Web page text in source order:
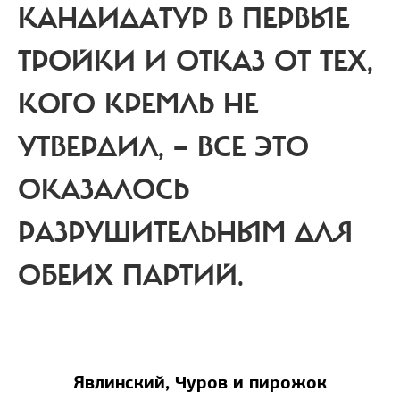
КАНДИДАТУР В ПЕРВЫЕ
ТРОЙКИ И ОТКАЗ ОТ ТЕХ,
КОГО КРЕМЛЬ НЕ
УТВЕРДИЛ, — ВСЕ ЭТО
ОКАЗАЛОСЬ
РАЗРУШИТЕЛЬНЫМ ДЛЯ
ОБЕИХ ПАРТИЙ.
Явлинский, Чуров и пирожок